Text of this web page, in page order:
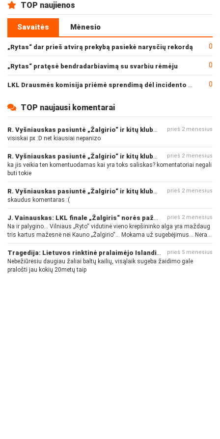
TOP naujienos
Savaitės Mėnesio
„Rytas“ dar prieš atvirą prekybą pasiekė narysčių rekordą 0
„Rytas“ pratęsė bendradarbiavimą su svarbiu rėmėju 0
0
TOP naujausi komentarai
prieš 2 mėnesius
visiskai px :D net kiausiai nepanizo
prieš 2 mėnesius
ka jis veikia ten komentuodamas kai yra toks saliskas? komentatoriai negali
buti tokie
prieš 2 mėnesius
skaudus komentaras :(
prieš 2 mėnesius
Na ir palygino... Vilniaus „Ryto“ vidutinė vieno krepšininko alga yra maždaug
tris kartus mažesnė nei Kauno „Žalgirio“... Mokama už sugebėjimus... Nėra
pinigų - nėra gerų žaidėjų...
prieš 5 mėnesius
Nebežiūrėsiu daugiau žaliai baltų kailių, visąlaik sugeba žaidimo gale
pralošti jau kokių 20metų taip